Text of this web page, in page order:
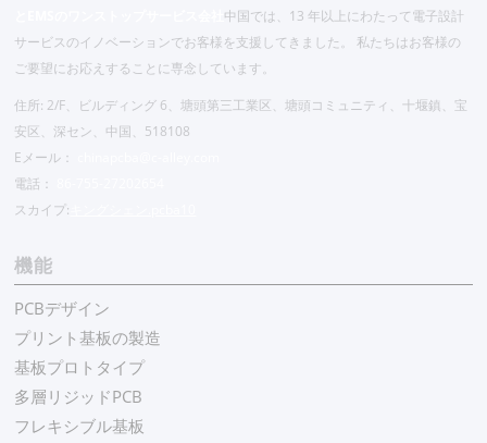
中国では、13 年以上にわたって電子設計
サービスのイノベーションでお客様を支援してきました。 私たちはお客様の
ご要望にお応えすることに専念しています。
住所: 2/F、ビルディング 6、塘頭第三工業区、塘頭コミュニティ、十堰鎮、宝
安区、深セン、中国、518108
Eメール：
電話：
スカイプ:
機能
PCBデザイン
プリント基板の製造
基板プロトタイプ
多層リジッドPCB
フレキシブル基板